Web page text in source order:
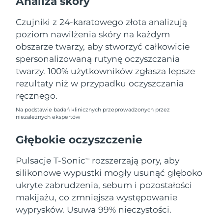
Czujniki z 24-karatowego złota analizują
poziom nawilżenia skóry na każdym
obszarze twarzy, aby stworzyć całkowicie
spersonalizowaną rutynę oczyszczania
twarzy. 100% użytkowników zgłasza lepsze
rezultaty niż w przypadku oczyszczania
ręcznego.
Na podstawie badań klinicznych przeprowadzonych przez
niezależnych ekspertów
Głębokie oczyszczenie
Pulsacje T-SonicTM
rozszerzają pory, aby
silikonowe wypustki mogły usunąć głęboko
ukryte zabrudzenia, sebum i pozostałości
makijażu, co zmniejsza występowanie
wyprysków. Usuwa 99% nieczystości.
Liban
Litwa
Oczekiwany czas dostawy
09/08/2026
Luksemburg
Oczekiwany czas dostawy
09/08/2026
SRA Makau (Chiny)
Malta
09/08/2026
Meksyk
Oczekiwany czas dostawy
13/08/2026
Monako
Oczekiwany czas dostawy